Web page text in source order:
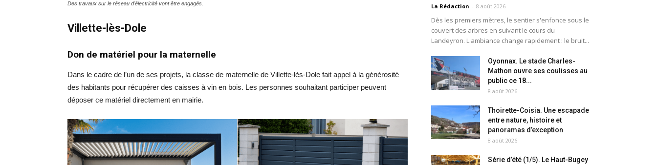
Des travaux sur le réseau d'électricité vont être engagés.
Villette-lès-Dole
Don de matériel pour la maternelle
Dans le cadre de l’un de ses projets, la classe de maternelle de Villette-lès-Dole fait appel à la générosité
des habitants pour récupérer des caisses à vin en bois. Les personnes souhaitant participer peuvent
déposer ce matériel directement en mairie.
La Rédaction - 8 août 2026
Dès les premiers mètres, le sentier s'enfonce sous le
couvert des arbres en suivant le cours du
Landeyron. L'ambiance change rapidement : le bruit...
Oyonnax. Le stade Charles-
Mathon ouvre ses coulisses au
public ce 18...
8 août 2026
Thoirette-Coisia. Une escapade
entre nature, histoire et
panoramas d’exception
8 août 2026
Série d’été (1/5). Le Haut-Bugey